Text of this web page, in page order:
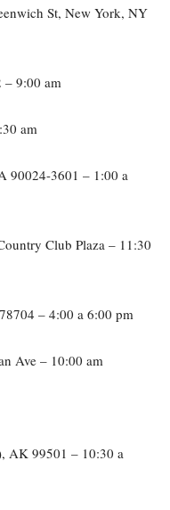
St, New York, NY
– 9:00 am
am
90024-3601 – 1:00 a
Club Plaza – 11:30
– 4:00 a 6:00 pm
Ave – 10:00 am
AK 99501 – 10:30 a